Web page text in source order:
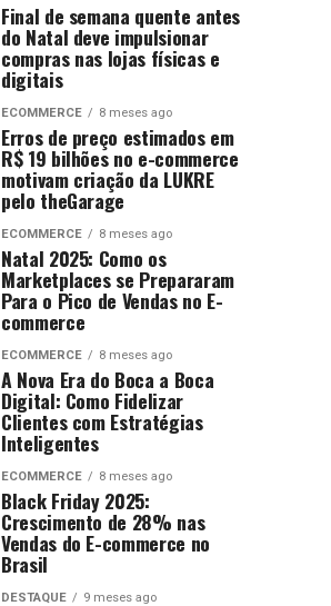
Final de semana quente antes
do Natal deve impulsionar
compras nas lojas físicas e
digitais
ECOMMERCE 8 meses ago
Erros de preço estimados em
R$ 19 bilhões no e-commerce
motivam criação da LUKRE
pelo theGarage
ECOMMERCE 8 meses ago
Natal 2025: Como os
Marketplaces se Prepararam
Para o Pico de Vendas no E-
commerce
ECOMMERCE 8 meses ago
A Nova Era do Boca a Boca
Digital: Como Fidelizar
Clientes com Estratégias
Inteligentes
ECOMMERCE 8 meses ago
Black Friday 2025:
Crescimento de 28% nas
Vendas do E-commerce no
Brasil
DESTAQUE 9 meses ago